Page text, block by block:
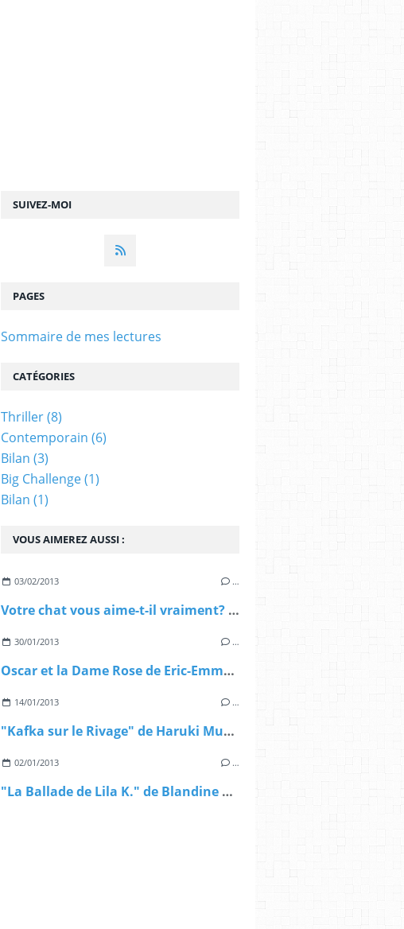
SUIVEZ-MOI
VOUS AIMEREZ AUSSI :
03/02/2013 …
Votre chat vous aime-t-il vraiment? d'Eric-Emmanuel Schmitt
30/01/2013 …
Oscar et la Dame Rose de Eric-Emmanuel Schmitt
14/01/2013 …
"Kafka sur le Rivage" de Haruki Murakami
02/01/2013 …
"La Ballade de Lila K." de Blandine Le Callet
PAGES
Sommaire de mes lectures
CATÉGORIES
Thriller(8)
Contemporain (6)
Bilan (3)
Big Challenge(1)
Bilan (1)